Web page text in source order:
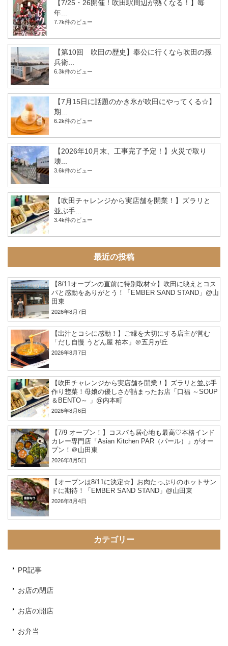
【7/25・26開催！吹田駅周辺が熱くなる！】毎
年...
7.7k件のビュー
【第10回 吹田の歴史】奉公に行くなら吹田の孫
兵衛...
6.3k件のビュー
【7月15日に話題のかき氷が吹田にやってくる☆】
期...
6.2k件のビュー
【2026年10月末、工事完了予定！】火災で取り
壊...
3.6k件のビュー
【吹田チャレンジから実店舗を開業！】ズラリと
並ぶ手...
3.4k件のビュー
最近の投稿
【8/11オープンの直前に特別取材☆】吹田に映えとコス
パと感動をありがとう！「EMBER SAND STAND」@山
田東
2026年8月7日
【出汁とコシに感動！】ご縁を大切にする店主が営む
「だし自慢 うどん屋 柏本」＠五月が丘
2026年8月7日
【吹田チャレンジから実店舗を開業！】ズラリと並ぶ手
作り惣菜！母娘の優しさが詰まったお店「口福 ～SOUP
＆BENTO～ 」@内本町
2026年8月6日
【7/9 オープン！】コスパも居心地も最高♡本格インド
カレー専門店「Asian Kitchen PAR（パール）」がオー
プン！＠山田東
2026年8月5日
【オープンは8/11に決定☆】お肉たっぷりのホットサン
ドに期待！「EMBER SAND STAND」@山田東
2026年8月4日
カテゴリー
PR記事
お店の閉店
お店の開店
お弁当